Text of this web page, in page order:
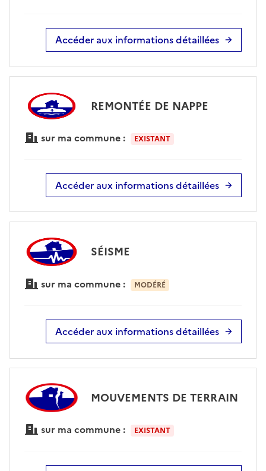
Accéder aux informations détaillées
REMONTÉE DE NAPPE
sur ma commune : EXISTANT
Accéder aux informations détaillées
SÉISME
sur ma commune : MODÉRÉ
Accéder aux informations détaillées
MOUVEMENTS DE TERRAIN
sur ma commune : EXISTANT